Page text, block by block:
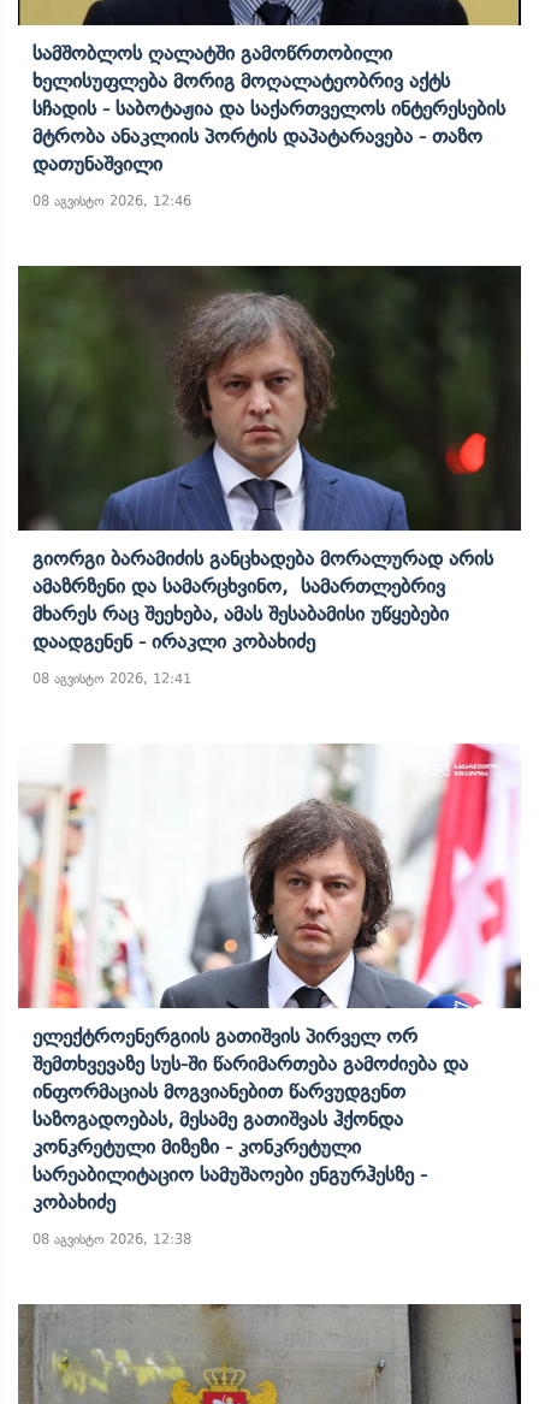
Სამშობლოს Ღალატში Გამოწრთობილი
Ხელისუფლება Მორიგ Მოღალატეობრივ Აქტს
Სჩადის - Საბოტაჟია Და Საქართველოს Ინტერესების
Მტრობა Ანაკლიის Პორტის Დაპატარავება - Თაზო
Დათუნაშვილი
08 აგვისტო 2026, 12:46
Გიორგი Ბარამიძის Განცხადება Მორალურად Არის
Ამაზრზენი Და Სამარცხვინო, Სამართლებრივ
Მხარეს Რაც Შეეხება, Ამას Შესაბამისი Უწყებები
Დაადგენენ - Ირაკლი Კობახიძე
08 აგვისტო 2026, 12:41
Ელექტროენერგიის Გათიშვის Პირველ Ორ
Შემთხვევაზე Სუს-Ში Წარიმართება Გამოძიება Და
Ინფორმაციას Მოგვიანებით Წარვუდგენთ
Საზოგადოებას, Მესამე Გათიშვას Ჰქონდა
Კონკრეტული Მიზეზი - Კონკრეტული
Სარეაბილიტაციო Სამუშაოები Ენგურჰესზე -
Კობახიძე
08 აგვისტო 2026, 12:38